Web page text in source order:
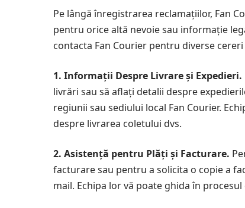
Pe lângă înregistrarea reclamațiilor, Fan
pentru orice altă nevoie sau informație
contacta Fan Courier pentru diverse
1. Informații Despre Livrare și Expedieri.
livrări sau să aflați detalii despre
regiunii sau sediului local Fan Courier.
despre livrarea coletului dvs.
2. Asistență pentru Plăți și Facturare.
facturare sau pentru a solicita o copie a
mail. Echipa lor vă poate ghida în